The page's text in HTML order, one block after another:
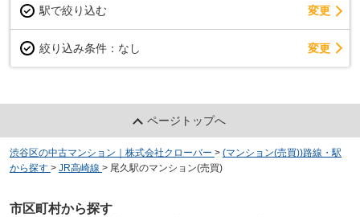
駅で絞り込む 変更
絞り込み条件： なし 変更
ページトップへ
渋谷区の中古マンション｜株式会社クローバー > (マンション(売買))路線・駅
から探す > JR高崎線 > 尾久駅のマンション(売買)
市区町村から探す